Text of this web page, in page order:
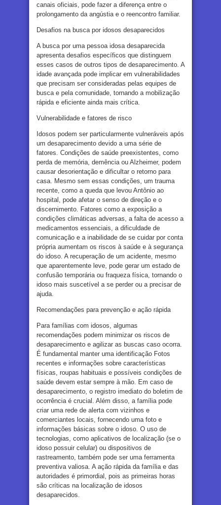
canais oficiais, pode fazer a diferença entre o
prolongamento da angústia e o reencontro familiar.
Desafios na busca por idosos desaparecidos
A busca por uma pessoa idosa desaparecida
apresenta desafios específicos que distinguem
esses casos de outros tipos de desaparecimento. A
idade avançada pode implicar em vulnerabilidades
que precisam ser consideradas pelas equipes de
busca e pela comunidade, tornando a mobilização
rápida e eficiente ainda mais crítica.
Vulnerabilidade e fatores de risco
Idosos podem ser particularmente vulneráveis após
um desaparecimento devido a uma série de
fatores. Condições de saúde preexistentes, como
perda de memória, demência ou Alzheimer, podem
causar desorientação e dificultar o retorno para
casa. Mesmo sem essas condições, um trauma
recente, como a queda que levou Antônio ao
hospital, pode afetar o senso de direção e o
discernimento. Fatores como a exposição a
condições climáticas adversas, a falta de acesso a
medicamentos essenciais, a dificuldade de
comunicação e a inabilidade de se cuidar por conta
própria aumentam os riscos à saúde e à segurança
do idoso. A recuperação de um acidente, mesmo
que aparentemente leve, pode gerar um estado de
confusão temporária ou fraqueza física, tornando o
idoso mais suscetível a se perder ou a precisar de
ajuda.
Recomendações para prevenção e ação rápida
Para famílias com idosos, algumas
recomendações podem minimizar os riscos de
desaparecimento e agilizar as buscas caso ocorra.
É fundamental manter uma identificação Fotos
recentes e informações sobre características
físicas, roupas habituais e possíveis condições de
saúde devem estar sempre à mão. Em caso de
desaparecimento, o registro imediato do boletim de
ocorrência é crucial. Além disso, a família pode
criar uma rede de alerta com vizinhos e
comerciantes locais, fornecendo uma foto e
informações básicas sobre o idoso. O uso de
tecnologias, como aplicativos de localização (se o
idoso possuir celular) ou dispositivos de
rastreamento, também pode ser uma ferramenta
preventiva valiosa. A ação rápida da família e das
autoridades é primordial, pois as primeiras horas
são críticas na localização de idosos
desaparecidos.